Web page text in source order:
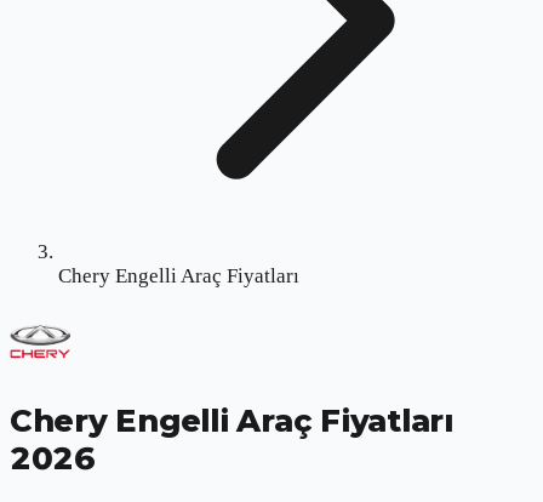
Chery Engelli Araç Fiyatları
Chery Engelli Araç Fiyatları
2026